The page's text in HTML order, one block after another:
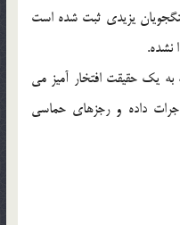
جنگجويان يزيدي ثبت شده است
نشده.
به يک حقيقت افتخار آميز مي
داده و رجزهاي حماسي